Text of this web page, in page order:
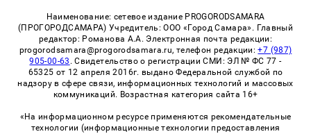
Наименование: сетевое издание PROGORODSAMARA
(ПРОГОРОДСАМАРА) Учредитель: ООО «Город Самара». Главный
редактор: Романова А.А. Электронная почта редакции:
progorodsamara@progorodsamara.ru, телефон редакции:+7 (987)
905-00-63 . Свидетельство о регистрации СМИ: ЭЛ № ФС 77 -
65325 от 12 апреля 2016г. выдано Федеральной службой по
надзору в сфере связи, информационных технологий и массовых
коммуникаций. Возрастная категория сайта 16+
«На информационном ресурсе применяются рекомендательные
технологии (информационные технологии предоставления